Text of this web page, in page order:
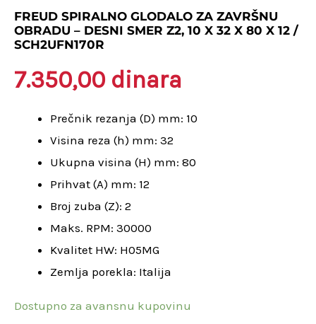
FREUD SPIRALNO GLODALO ZA ZAVRŠNU
OBRADU – DESNI SMER Z2, 10 X 32 X 80 X 12 /
SCH2UFN170R
7.350,00 dinara
Prečnik rezanja (D) mm: 10
Visina reza (h) mm: 32
Ukupna visina (H) mm: 80
Prihvat (A) mm: 12
Broj zuba (Z): 2
Maks. RPM: 30000
Kvalitet HW: H05MG
Zemlja porekla: Italija
Dostupno za avansnu kupovinu
završnu
obradu
desni